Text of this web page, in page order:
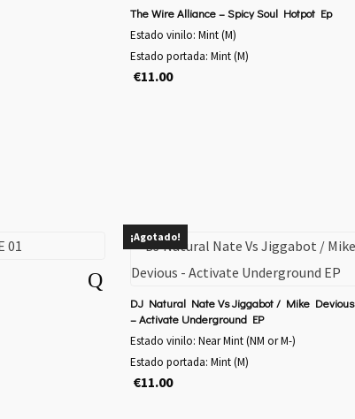
The Wire Alliance – Spicy Soul Hotpot Ep
Estado vinilo: Mint (M)
Estado portada: Mint (M)
€11.00
¡Agotado!
DJ Natural Nate Vs Jiggabot / Mike Devious
– Activate Underground EP
Estado vinilo: Near Mint (NM or M-)
Estado portada: Mint (M)
€11.00